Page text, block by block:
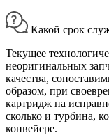
Какой срок
Текущее
неоригинальных
качества,
образом, при
картридж на
сколько и турбина,
конвейере.